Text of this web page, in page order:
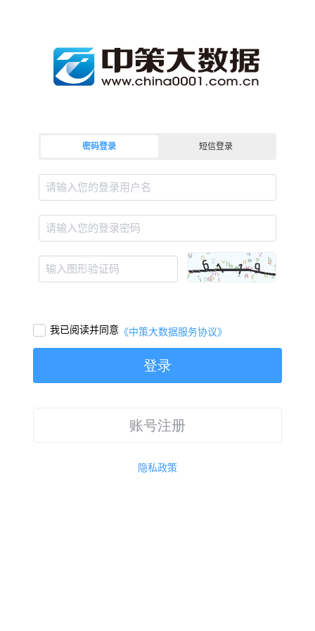
密码登录 短信登录
请输入您的登录用户名
请输入您的登录密码
输入图形验证码
我已阅读并同意 《中策大数据服务协议》
登录
账号注册
隐私政策